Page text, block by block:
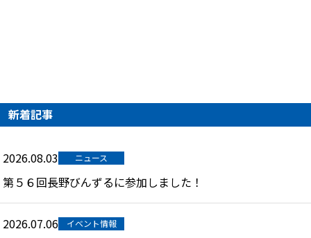
新着記事
2026.08.03 ニュース
第５６回長野びんずるに参加しました！
2026.07.06 イベント情報